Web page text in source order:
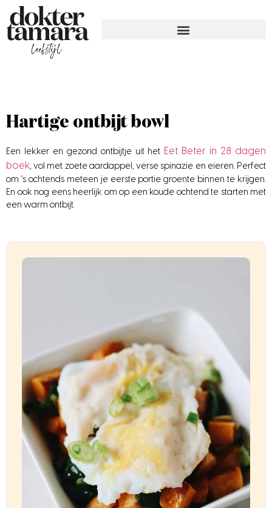
Hartige ontbijt bowl
Een lekker en gezond ontbijtje uit het Eet Beter in 28 dagen
boek, vol met zoete aardappel, verse spinazie en eieren. Perfect
om ’s ochtends meteen je eerste portie groente binnen te krijgen.
En ook nog eens heerlijk om op een koude ochtend te starten met
een warm ontbijt.